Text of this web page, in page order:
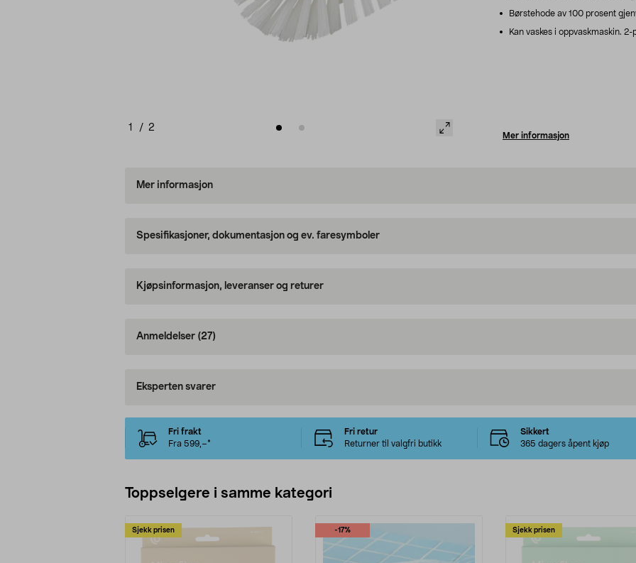
1 / 2
Børstehode av 100 prosent
Kan vaskes i oppvaskmaskin.
Mer informasjon
Mer informasjon
Spesifikasjoner, dokumentasjon og ev. faresymboler
Kjøpsinformasjon, leveranser og returer
Anmeldelser (27)
Eksperten svarer
Fri frakt
Fra 599,–*
Fri retur
Returner til valgfri butikk
Sikkert
365 dagers åpent kjøp
Toppselgere i samme kategori
Sjekk prisen -17% Sjekk prisen